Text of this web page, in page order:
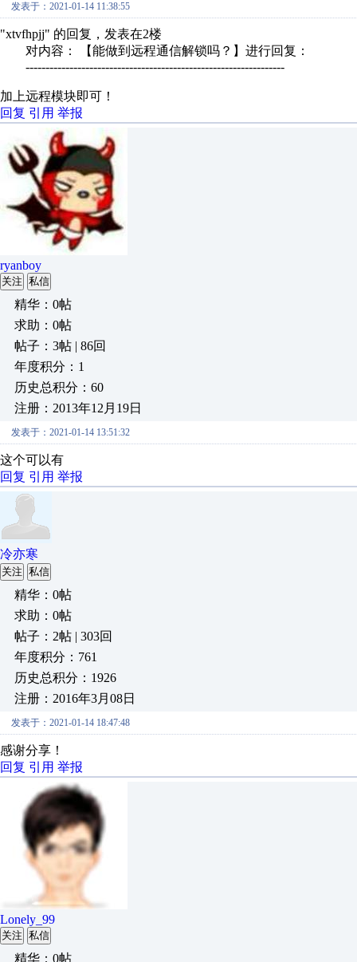
发表于：2021-01-14 11:38:55
"xtvfhpjj" 的回复，发表在2楼
对内容： 【能做到远程通信解锁吗？】进行回复：
-----------------------------------------------------------------
加上远程模块即可！
回复 引用 举报
ryanboy
关注 私信
精华：0帖
求助：0帖
帖子：3帖 | 86回
年度积分：1
历史总积分：60
注册：2013年12月19日
发表于：2021-01-14 13:51:32
这个可以有
回复 引用 举报
冷亦寒
关注 私信
精华：0帖
求助：0帖
帖子：2帖 | 303回
年度积分：761
历史总积分：1926
注册：2016年3月08日
发表于：2021-01-14 18:47:48
感谢分享！
回复 引用 举报
Lonely_99
关注 私信
精华：0帖